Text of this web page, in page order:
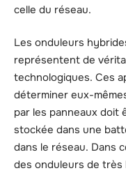
celle du réseau.
Les onduleurs
représentent de
technologiques. Ces
déterminer eux-
par les panneaux doit
stockée dans une
dans le réseau. Dans
des onduleurs de très